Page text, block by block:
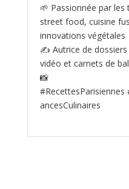
🌱 Passionnée par les
street food, cuisine
innovations végétales
✍️ Autrice de
vidéo et carnets de
📸
#RecettesParisiennes
ancesCulinaires